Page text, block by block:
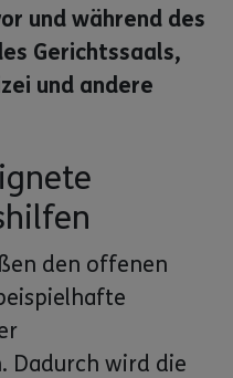
und während des
Gerichtssaals,
und andere
den offenen
Dadurch wird die